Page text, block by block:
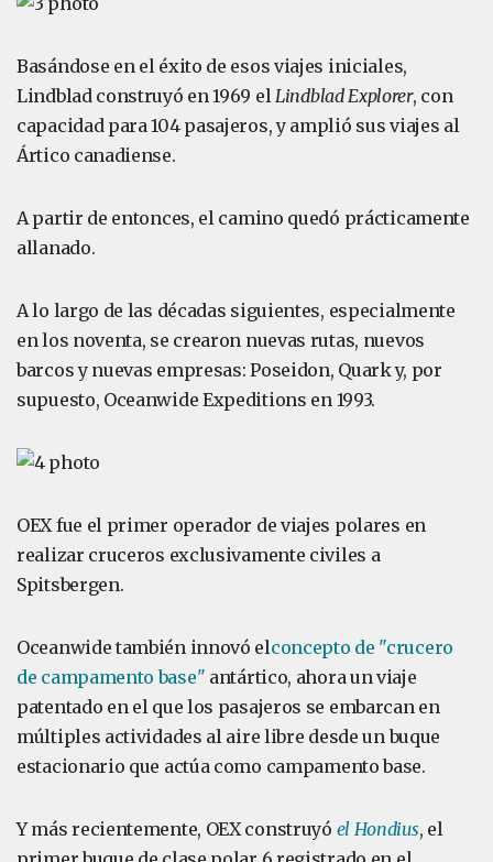
Basándose en el éxito de esos viajes iniciales,
Lindblad construyó en 1969 elLindblad Explorer, con
capacidad para 104 pasajeros, y amplió sus viajes al
Ártico canadiense.
A partir de entonces, el camino quedó prácticamente
allanado.
A lo largo de las décadas siguientes, especialmente
en los noventa, se crearon nuevas rutas, nuevos
barcos y nuevas empresas: Poseidon, Quark y, por
supuesto, Oceanwide Expeditions en 1993.
OEX fue el primer operador de viajes polares en
realizar cruceros exclusivamente civiles a
Spitsbergen.
Oceanwide también innovó elconcepto de "crucero
de campamento base" antártico, ahora un viaje
patentado en el que los pasajeros se embarcan en
múltiples actividades al aire libre desde un buque
estacionario que actúa como campamento base.
Y más recientemente, OEX construyó el Hondius, el